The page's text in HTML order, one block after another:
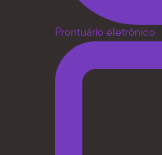
Prontuário eletrônico